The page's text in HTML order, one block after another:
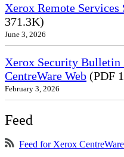
Xerox Remote
371.3K)
June 3, 2026
Xerox Security
CentreWare Web (PDF
February 3, 2026
Feed
Feed for Xerox